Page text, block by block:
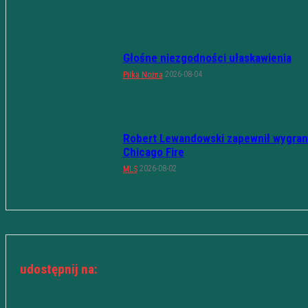
Głośne niezgodności ułaskawienia
Piłka Nożna 2026-08-04
Robert Lewandowski zapewnił
Chicago Fire
MLS 2026-08-02
udostępnij na: